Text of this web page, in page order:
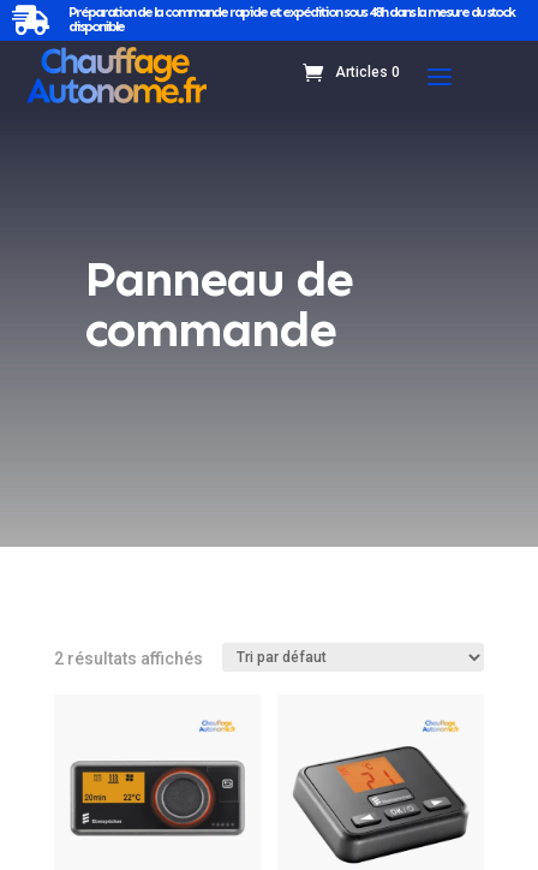

Préparation de la commande rapide et expédition sous 48h dans la mesure du stock
disponible
Articles 0
Panneau de
commande
2 résultats affichés